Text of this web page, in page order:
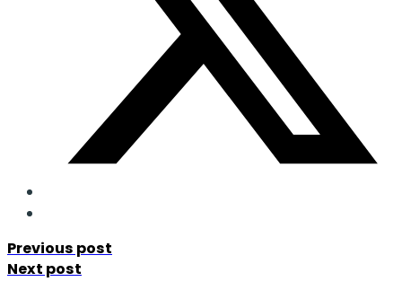
Previous post
Next post